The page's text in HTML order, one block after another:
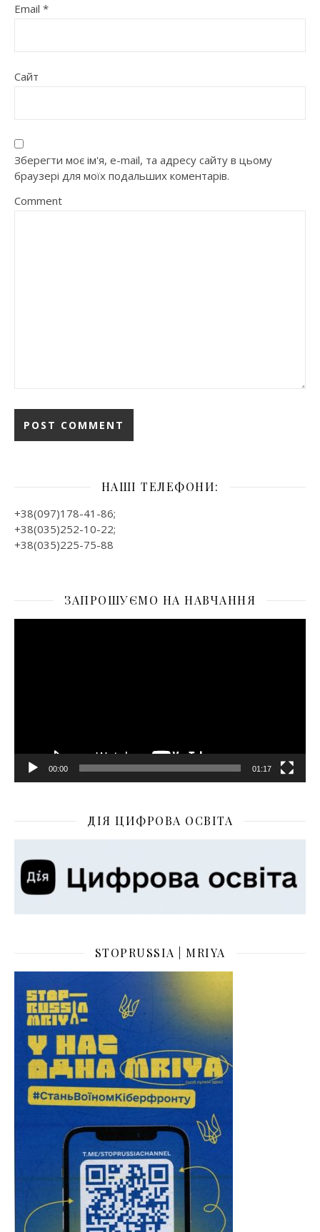
Email *
Сайт
Зберегти моє ім'я, e-mail, та адресу сайту в цьому
браузері для моїх подальших коментарів.
Comment
НАШІ ТЕЛЕФОНИ:
+38(097)178-41-86;
+38(035)252-10-22;
+38(035)225-75-88
ЗАПРОШУЄМО НА НАВЧАННЯ
Відеопрогравач
00:00 01:17
ДІЯ ЦИФРОВА ОСВІТА
STOPRUSSIA | MRIYA